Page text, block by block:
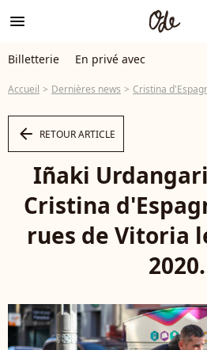
menu
Billetterie En privé avec
Accueil Dernières news Cristina d'Espagne :
arrow_left RETOUR ARTICLE
Iñaki
Cristina
rues de Vitoria
2020.